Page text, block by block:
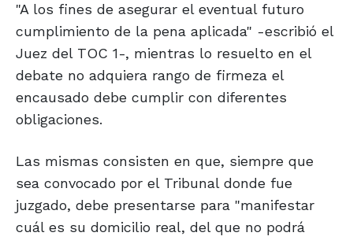
"A los fines de asegurar el eventual futuro
cumplimiento de la pena aplicada" -escribió el
Juez del TOC 1-, mientras lo resuelto en el
debate no adquiera rango de firmeza el
encausado debe cumplir con diferentes
obligaciones.
Las mismas consisten en que, siempre que
sea convocado por el Tribunal donde fue
juzgado, debe presentarse para "manifestar
cuál es su domicilio real, del que no podrá